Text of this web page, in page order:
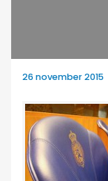
26 november 2015